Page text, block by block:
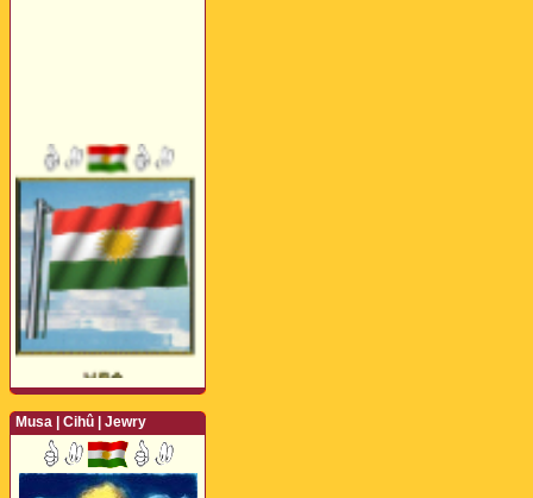
Musa | Cihû | Jewry